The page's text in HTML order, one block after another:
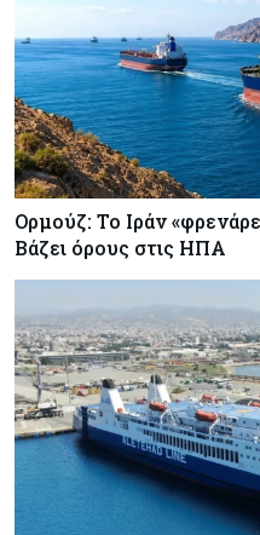
Ορμούζ: Το Ιράν
Βάζει όρους στις ΗΠΑ